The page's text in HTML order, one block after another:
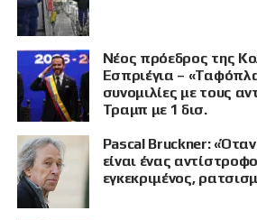
ΠΡΟΒΟΛΗ
Νέος πρόεδρος της
Εσπριέγια –
συνομιλίες με τους
Τραμπ με 1 δισ.
Pascal Bruckner:
είναι ένας
εγκεκριμένος,